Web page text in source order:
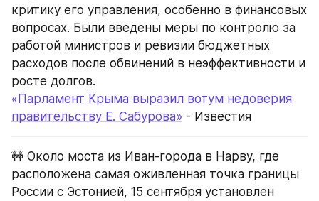
критику его управления, особенно в финансовых
вопросах. Были введены меры по контролю за
работой министров и ревизии бюджетных
расходов после обвинений в неэффективности и
росте долгов.
«Парламент Крыма выразил вотум недоверия
правительству Е. Сабурова» - Известия
🚧 Около моста из Иван-города в Нарву, где
расположена самая оживленная точка границы
России с Эстонией, 15 сентября установлен